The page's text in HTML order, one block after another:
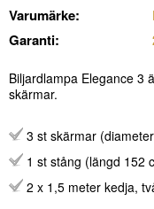
Varumärke:
Garanti:
Biljardlampa Elegance 3
skärmar.
3 st skärmar
1 st stång (längd 152
2 x 1,5 meter kedja,